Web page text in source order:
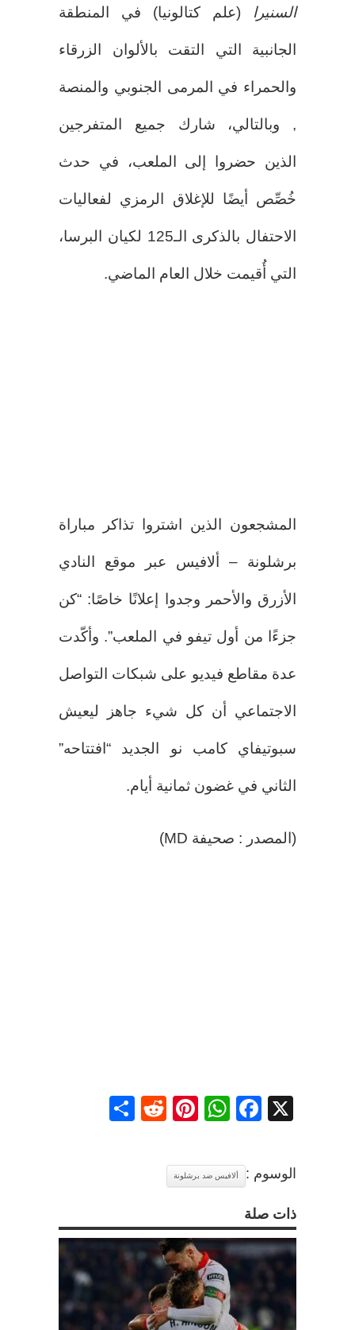
السنيرا (علم كتالونيا) في المنطقة
الجانبية التي التقت بالألوان الزرقاء
والحمراء في المرمى الجنوبي والمنصة
, وبالتالي، شارك جميع المتفرجين
الذين حضروا إلى الملعب، في حدث
خُصِّص أيضًا للإغلاق الرمزي لفعاليات
الاحتفال بالذكرى الـ125 لكيان البرسا،
التي أُقيمت خلال العام الماضي.
المشجعون الذين اشتروا تذاكر مباراة
برشلونة – ألافيس عبر موقع النادي
الأزرق والأحمر وجدوا إعلانًا خاصًا: “كن
جزءًا من أول تيفو في الملعب”. وأكّدت
عدة مقاطع فيديو على شبكات التواصل
الاجتماعي أن كل شيء جاهز ليعيش
سبوتيفاي كامب نو الجديد “افتتاحه”
الثاني في غضون ثمانية أيام.
(المصدر : صحيفة MD)
X
Facebook
WhatsApp
Pinterest
Reddit
الوسوم : ألافيس ضد برشلونة
ذات صلة